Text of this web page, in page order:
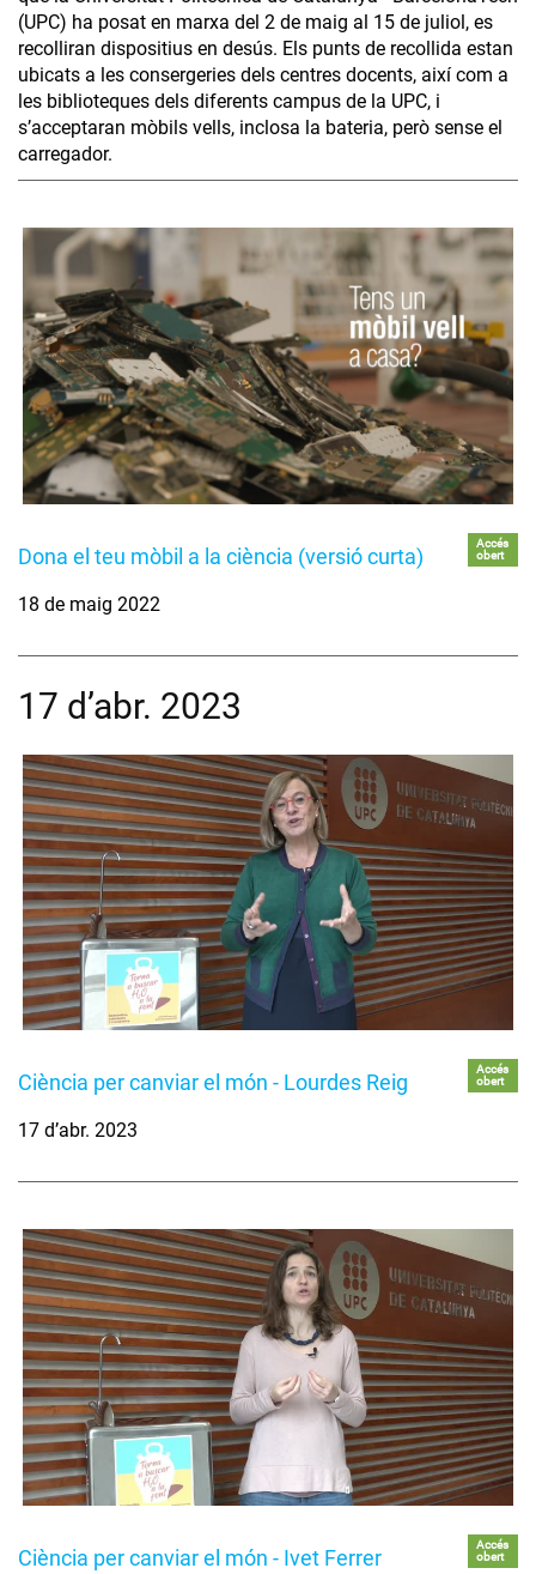
(UPC) ha posat en marxa del 2 de maig al 15 de juliol, es
recolliran dispositius en desús. Els punts de recollida estan
ubicats a les consergeries dels centres docents, així com a
les biblioteques dels diferents campus de la UPC, i
s’acceptaran mòbils vells, inclosa la bateria, però sense el
carregador.
Dona el teu mòbil a la ciència (versió curta)
Accés
obert
18 de maig 2022
17 d’abr. 2023
Ciència per canviar el món - Lourdes Reig
Accés
obert
17 d’abr. 2023
Ciència per canviar el món - Ivet Ferrer
Accés
obert